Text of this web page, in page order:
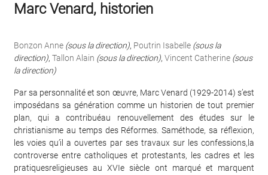
Marc Venard, historien
Bonzon Anne (sous la direction), Poutrin Isabelle (sous la
direction), Tallon Alain (sous la direction), Vincent Catherine (sous
la direction)
Par sa personnalité et son œuvre, Marc Venard (1929-2014) s’est
imposédans sa génération comme un historien de tout premier
plan, qui a contribuéau renouvellement des études sur le
christianisme au temps des Réformes. Saméthode, sa réflexion,
les voies qu’il a ouvertes par ses travaux sur les confessions,la
controverse entre catholiques et protestants, les cadres et les
pratiquesreligieuses au XVIe siècle ont marqué et marquent